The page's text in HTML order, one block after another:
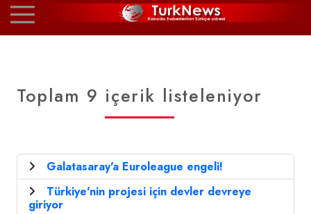
Toplam 9 içerik listeleniyor
Galatasaray'a Euroleague engeli!
Türkiye'nin projesi için devler devreye
giriyor